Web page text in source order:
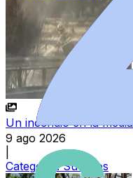
Un incendio en la
9 ago 2026
Categoría:Sucesos